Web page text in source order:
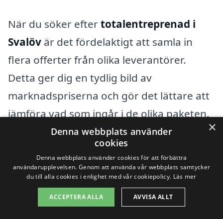
När du söker eftertotalentreprenad i
Svalöv är det fördelaktigt att samla in
flera offerter från olika leverantörer.
Detta ger dig en tydlig bild av
marknadspriserna och gör det lättare att
jämföra vad som ingår i de olika paketen.
Att förstå vad som påverkar priserna kan
hjälpa dig att göra informerade beslut,
både när det gäller budget och
förväntningar. Genom totalentreprenad-
pris.sekan du enkelt hitta lokala företag
×
Denna webbplats använder
cookies
Denna webbplats använder cookies för att förbättra
användarupplevelsen. Genom att använda vår webbplats samtycker
du till alla cookies i enlighet med vår cookiepolicy. Läs mer
ACCEPTERA ALLA AVVISA ALLT